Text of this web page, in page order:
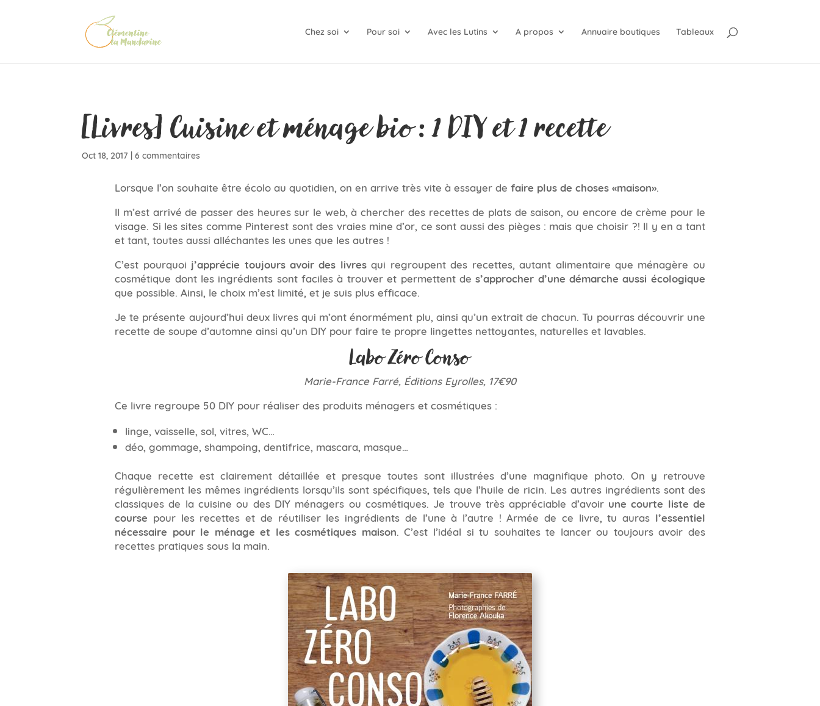
Chez soi Pour soi Avec les Lutins A propos Annuaire boutiques Tableaux
[Livres] Cuisine et ménage bio : 1 DIY et 1 recette
Oct 18, 2017 |6 commentaires
Lorsque l’on souhaite être écolo au quotidien, on en arrive très vite à essayer defaire plus de choses «maison».
Il m’est arrivé de passer des heures sur le web, à chercher des recettes de plats de saison, ou encore de crème pour le
visage. Si les sites comme Pinterest sont des vraies mine d’or, ce sont aussi des pièges : mais que choisir ?! Il y en a tant
et tant, toutes aussi alléchantes les unes que les autres !
C’est pourquoi j’apprécie toujours avoir des livresqui regroupent des recettes, autant alimentaire que ménagère ou
cosmétique dont les ingrédients sont faciles à trouver et permettent des’approcher d’une démarche aussi écologique
que possible. Ainsi, le choix m’est limité, et je suis plus efficace.
Je te présente aujourd’hui deux livres qui m’ont énormément plu, ainsi qu’un extrait de chacun. Tu pourras découvrir une
recette de soupe d’automne ainsi qu’un DIY pour faire te propre lingettes nettoyantes, naturelles et lavables.
Labo Zéro Conso
Marie-France Farré, Éditions Eyrolles, 17€90
Ce livre regroupe 50 DIY pour réaliser des produits ménagers et cosmétiques :
linge, vaisselle, sol, vitres, WC…
déo, gommage, shampoing, dentifrice, mascara, masque…
Chaque recette est clairement détaillée et presque toutes sont illustrées d’une magnifique photo. On y retrouve
régulièrement les mêmes ingrédients lorsqu’ils sont spécifiques, tels que l’huile de ricin. Les autres ingrédients sont des
classiques de la cuisine ou des DIY ménagers ou cosmétiques. Je trouve très appréciable d’avoir une courte liste de
course pour les recettes et de réutiliser les ingrédients de l’une à l’autre ! Armée de ce livre, tu auras l’essentiel
nécessaire pour le ménage et les cosmétiques maison. C’est l’idéal si tu souhaites te lancer ou toujours avoir des
recettes pratiques sous la main.